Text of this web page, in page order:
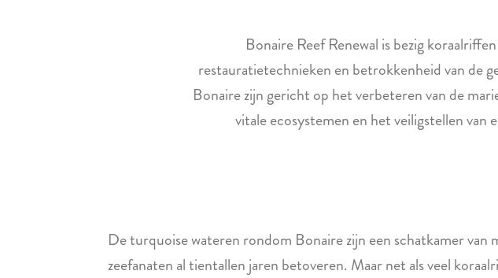
Bonaire Reef Renewal is bezig
restauratietechnieken en betrokkenheid van de
Bonaire zijn gericht op het verbeteren van de
vitale ecosystemen en het veiligstellen
De turquoise wateren rondom Bonaire zijn een schatkamer
zeefanaten al tientallen jaren betoveren. Maar net als veel